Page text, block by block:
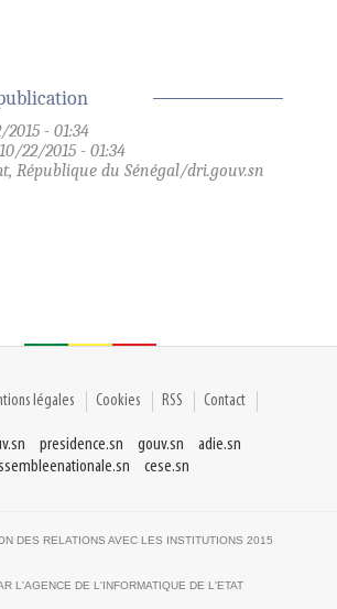
- 01:34
22/2015 - 01:34
République du Sénégal/dri.gouv.sn
légales Cookies RSS Contact
presidence.sn gouv.sn
adie.sn
cese.sn
DES RELATIONS AVEC LES INSTITUTIONS 2015
L'AGENCE DE L'INFORMATIQUE DE L'ETAT